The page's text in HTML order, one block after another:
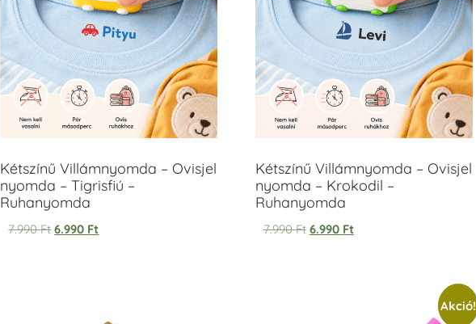
Kétszínű Villámnyomda – Ovisjel
nyomda – Tigrisfiú –
Ruhanyomda
7.990Ft 6.990 Ft
Kétszínű Villámnyomda – Ovisjel
nyomda – Krokodil –
Ruhanyomda
7.990Ft 6.990 Ft
Akció!